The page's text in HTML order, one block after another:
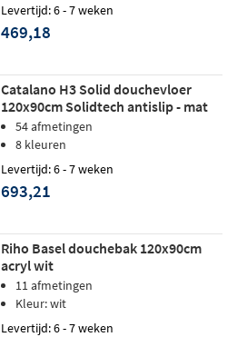
Levertijd: 6 - 7 weken
469,18
Catalano H3 Solid douchevloer
120x90cm Solidtech antislip - mat
acqua
54 afmetingen
8 kleuren
Levertijd: 6 - 7 weken
693,21
Riho Basel douchebak 120x90cm
acryl wit
11 afmetingen
Kleur: wit
Levertijd: 6 - 7 weken